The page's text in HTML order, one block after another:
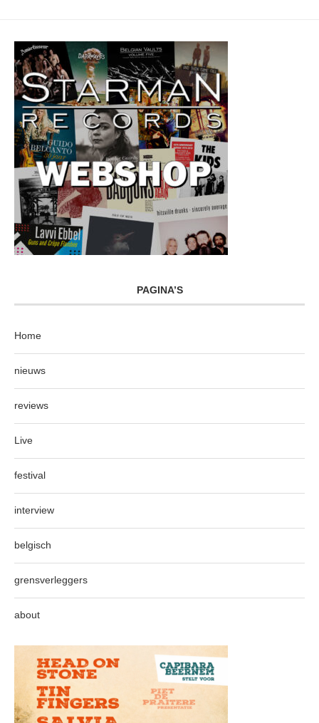
PAGINA’S
Home
nieuws
reviews
Live
festival
interview
belgisch
grensverleggers
about